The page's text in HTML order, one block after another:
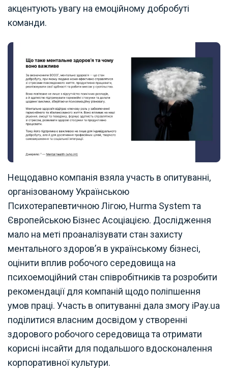
акцентують увагу на емоційному добробуті
команди.
Нещодавно компанія взяла участь в опитуванні,
організованому Українською
Психотерапевтичною Лігою, Hurma System та
Європейською Бізнес Асоціацією. Дослідження
мало на меті проаналізувати стан захисту
ментального здоров’я в українському бізнесі,
оцінити вплив робочого середовища на
психоемоційний стан співробітників та розробити
рекомендації для компаній щодо поліпшення
умов праці. Участь в опитуванні дала змогу iPay.ua
поділитися власним досвідом у створенні
здорового робочого середовища та отримати
корисні інсайти для подальшого вдосконалення
корпоративної культури.